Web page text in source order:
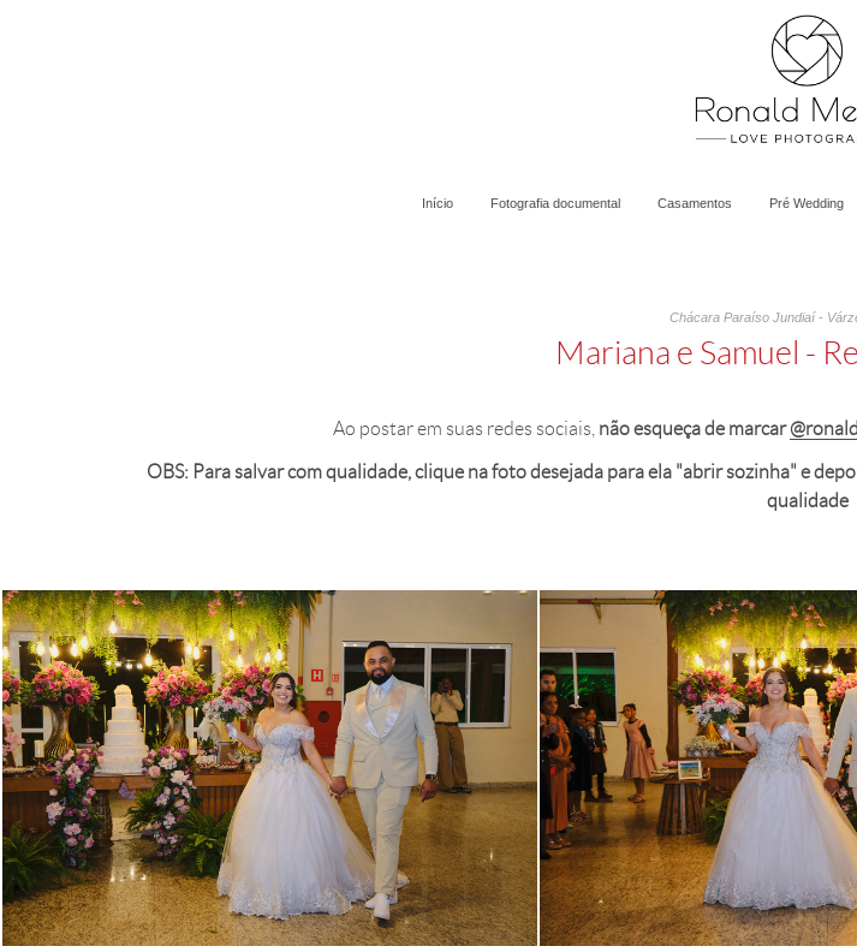
Início Fotografia documental Casamentos Pré Wedding
Chácara Paraíso Jundiaí -
Mariana e Samuel -
Ao postar em suas redes sociais, não esqueça de marcar
OBS: Para salvar com qualidade, clique na foto desejada para ela "abrir sozinha" e
qualidade